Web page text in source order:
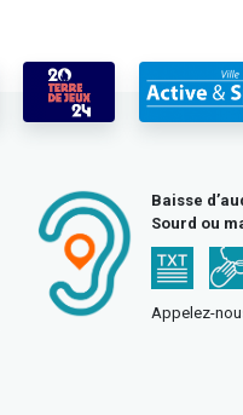
Baisse
Sourd ou
Appelez-